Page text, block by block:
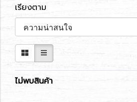
เรียงตาม
ไม่พบสินค้า